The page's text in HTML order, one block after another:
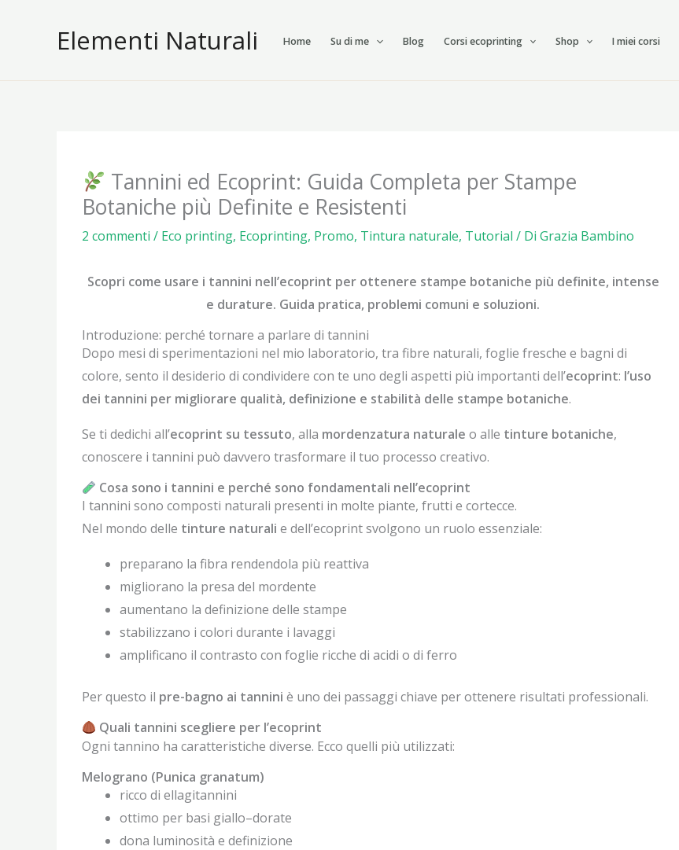
Elementi Naturali Home Su di me Blog Corsi ecoprinting Shop I miei corsi
Tannini ed Ecoprint: Guida Completa per Stampe
Botaniche più Definite e Resistenti
2 commenti / Eco printing, Ecoprinting, Promo, Tintura naturale, Tutorial / Di Grazia Bambino
Scopri come usare i tannini nell’ecoprint per ottenere stampe botaniche più definite, intense
e durature. Guida pratica, problemi comuni e soluzioni.
Introduzione: perché tornare a parlare di tannini
Dopo mesi di sperimentazioni nel mio laboratorio, tra fibre naturali, foglie fresche e bagni di
colore, sento il desiderio di condividere con te uno degli aspetti più importanti dell’ecoprint: l’uso
dei tannini per migliorare qualità, definizione e stabilità delle stampe botaniche.
Se ti dedichi all’ecoprint su tessuto, alla mordenzatura naturale o alle tinture botaniche,
conoscere i tannini può davvero trasformare il tuo processo creativo.
Cosa sono i tannini e perché sono fondamentali nell’ecoprint
I tannini sono composti naturali presenti in molte piante, frutti e cortecce.
Nel mondo delle tinture naturali e dell’ecoprint svolgono un ruolo essenziale:
preparano la fibra rendendola più reattiva
migliorano la presa del mordente
aumentano la definizione delle stampe
stabilizzano i colori durante i lavaggi
amplificano il contrasto con foglie ricche di acidi o di ferro
Per questo il pre-bagno ai tannini è uno dei passaggi chiave per ottenere risultati professionali.
Quali tannini scegliere per l’ecoprint
Ogni tannino ha caratteristiche diverse. Ecco quelli più utilizzati:
Melograno (Punica granatum)
ricco di ellagitannini
ottimo per basi giallo–dorate
dona luminosità e definizione